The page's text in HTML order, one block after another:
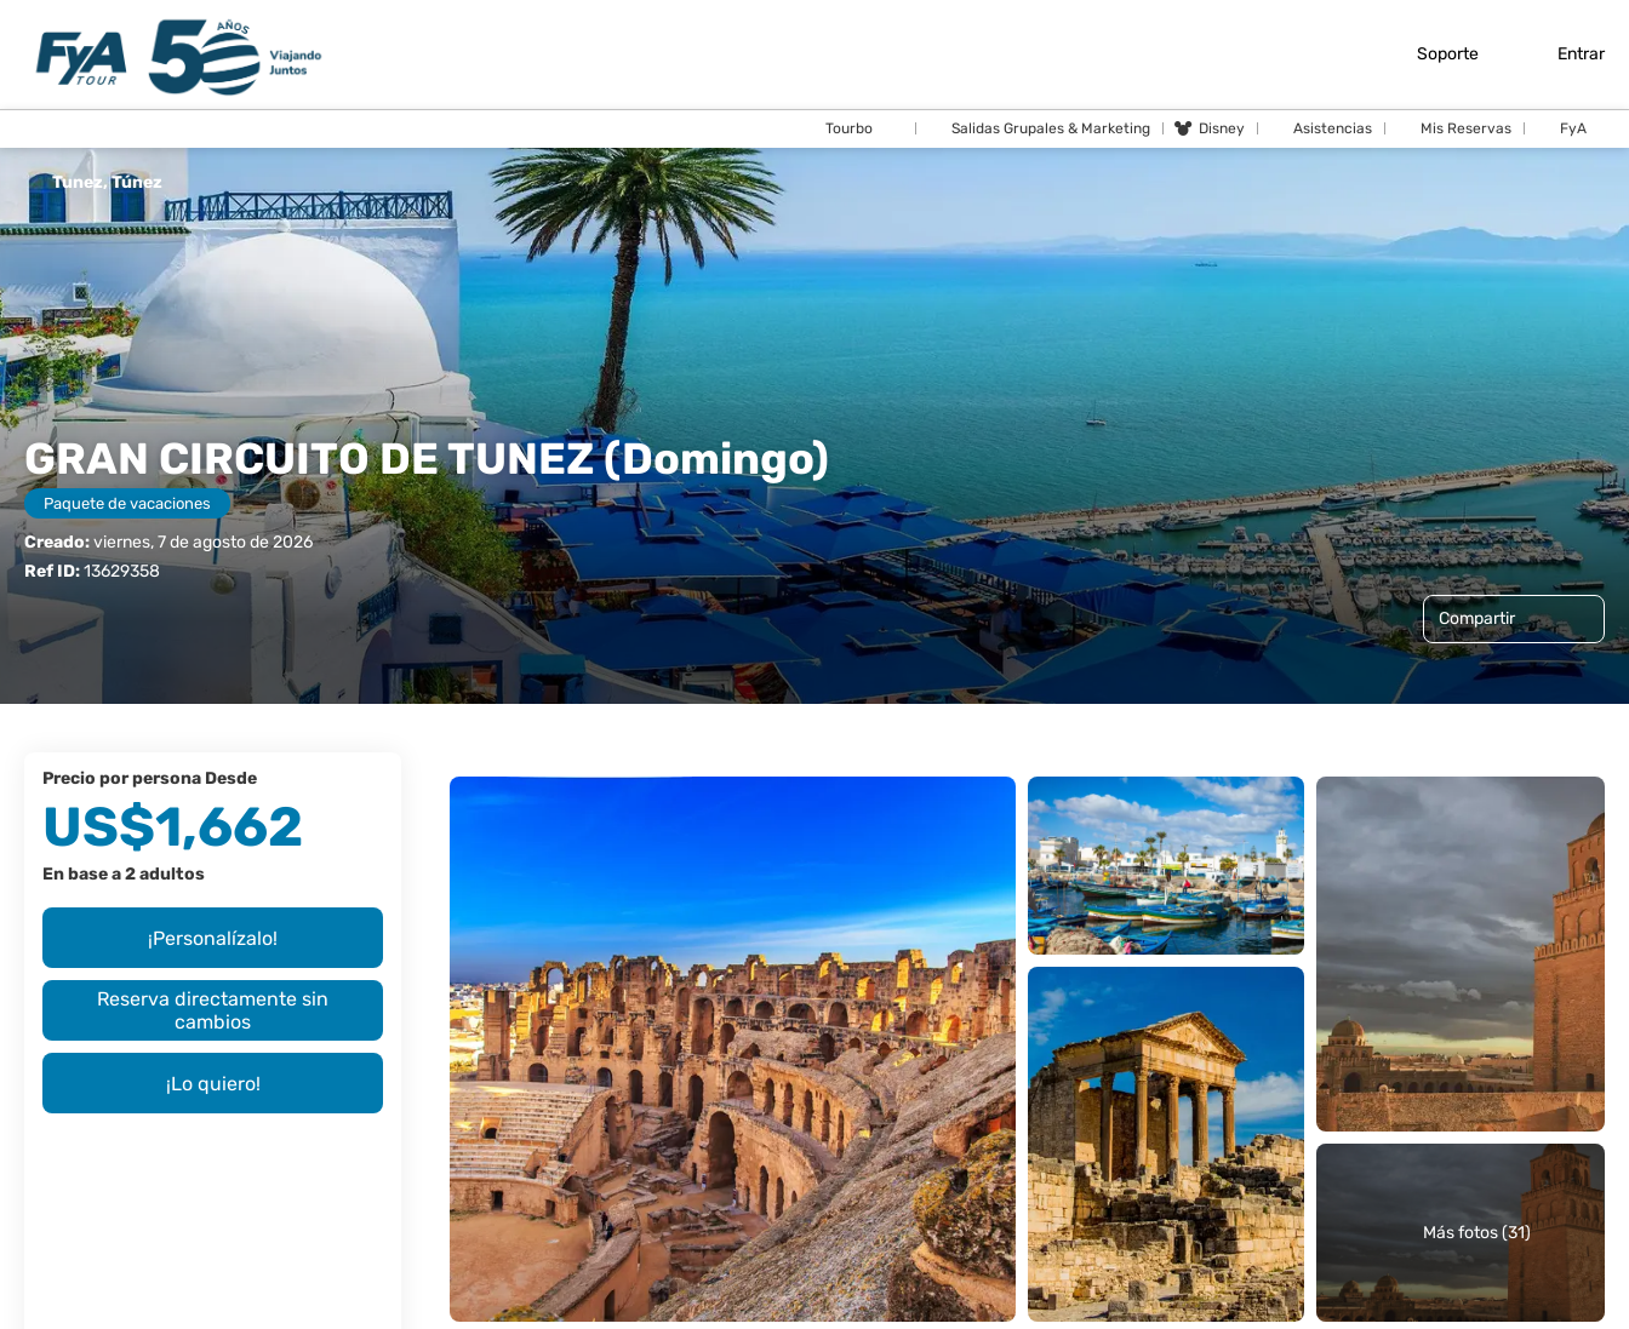
Soporte Entrar
Tourbo Salidas Grupales & Marketing Disney Asistencias Mis Reservas FyA
GRAN CIRCUITO DE TUNEZ (Domingo)
Paquete de vacaciones
Creado:viernes, 7 de agosto de 2026
Ref ID:13629358
Compartir
Tunez, Túnez
Más fotos (31)
precio por persona Desde
US$1,662
En base a 2 adultos
¡Personalízalo!
Reserva directamente sin
cambios
¡Lo quiero!